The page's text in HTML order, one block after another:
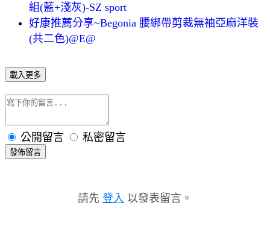
組(藍+淺灰)-SZ sport
好康推薦分享~Begonia 腰綁帶剪裁無袖亞麻洋裝
(共二色)@E@
載入更多
公開留言 私密留言
發佈留言
請先 登入 以發表留言。